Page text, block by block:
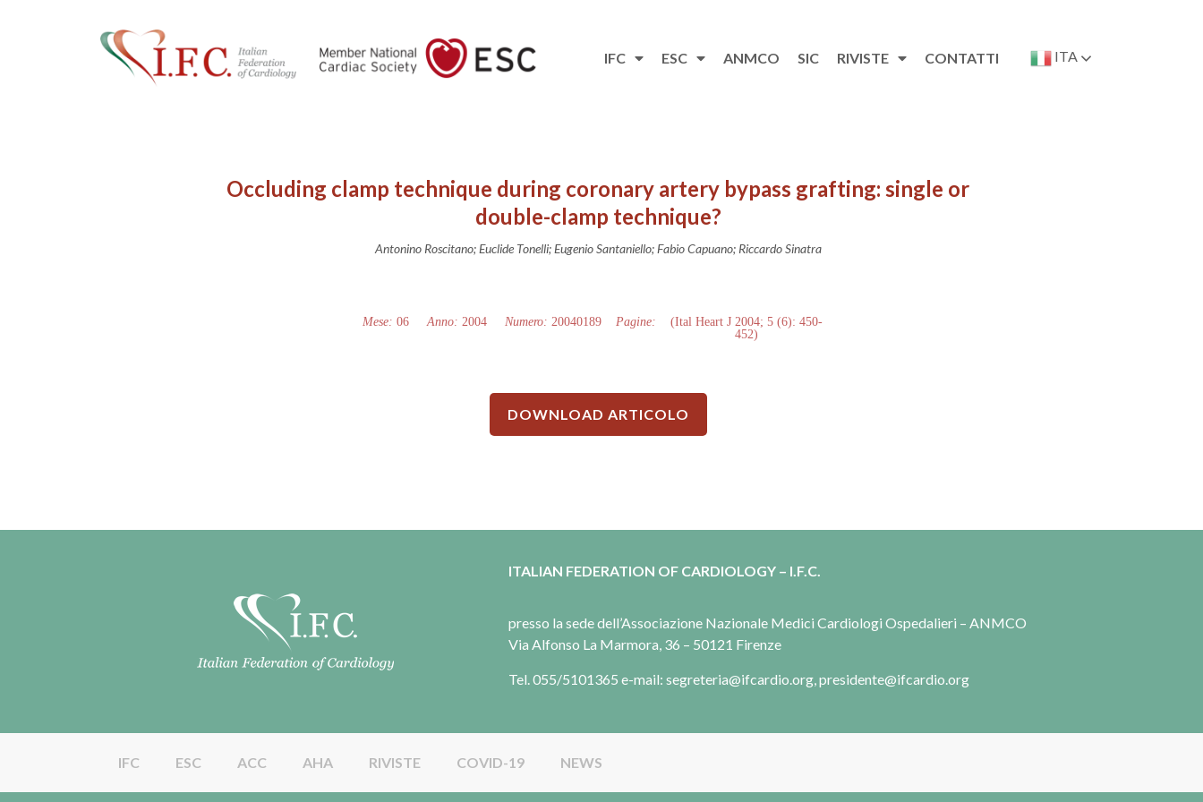
IFC ESC ANMCO SIC RIVISTE CONTATTI ITA
Occluding clamp technique during coronary artery bypass grafting: single or
double-clamp technique?
Antonino Roscitano; Euclide Tonelli; Eugenio Santaniello; Fabio Capuano; Riccardo Sinatra
Mese: 06 Anno: 2004 Numero: 20040189 Pagine:
(Ital Heart J 2004; 5 (6): 450-
452)
DOWNLOAD ARTICOLO
ITALIAN FEDERATION OF CARDIOLOGY – I.F.C.
presso la sede dell’Associazione Nazionale Medici Cardiologi Ospedalieri – ANMCO
Via Alfonso La Marmora, 36 – 50121 Firenze
Tel. 055/5101365 e-mail: segreteria@ifcardio.org, presidente@ifcardio.org
IFC ESC ACC AHA RIVISTE COVID-19 NEWS